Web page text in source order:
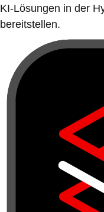
KI-Lösungen in der
bereitstellen.